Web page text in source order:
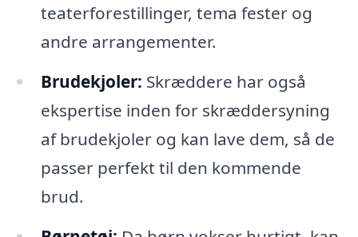
teaterforestillinger, tema fester og
andre arrangementer.
Brudekjoler: Skræddere har også
ekspertise inden for skræddersyning
af brudekjoler og kan lave dem, så de
passer perfekt til den kommende
brud.